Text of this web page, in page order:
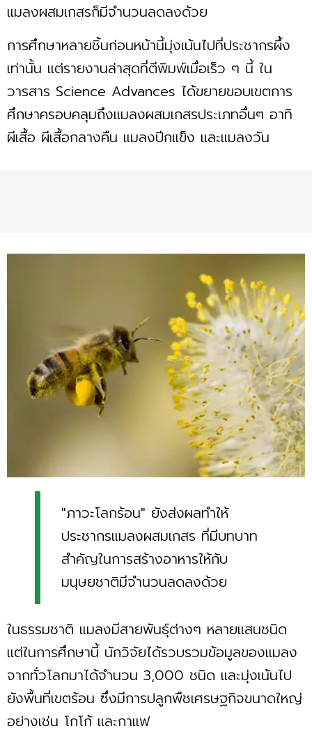
แมลงผสมเกสรก็มีจำนวนลดลงด้วย
การศึกษาหลายชิ้นก่อนหน้านี้มุ่งเน้นไปที่ประชากรผึ้ง
เท่านั้น แต่รายงานล่าสุดที่ตีพิมพ์เมื่อเร็ว ๆ นี้ ใน
วารสาร Science Advances ได้ขยายขอบเขตการ
ศึกษาครอบคลุมถึงแมลงผสมเกสรประเภทอื่นๆ อาทิ
ผีเสื้อ ผีเสื้อกลางคืน แมลงปีกแข็ง และแมลงวัน
"ภาวะโลกร้อน" ยังส่งผลทำให้
ประชากรแมลงผสมเกสร ที่มีบทบาท
สำคัญในการสร้างอาหารให้กับ
มนุษยชาติมีจำนวนลดลงด้วย
ในธรรมชาติ แมลงมีสายพันธุ์ต่างๆ หลายแสนชนิด
แต่ในการศึกษานี้ นักวิจัยได้รวบรวมข้อมูลของแมลง
จากทั่วโลกมาได้จำนวน 3,000 ชนิด และมุ่งเน้นไป
ยังพื้นที่เขตร้อน ซึ่งมีการปลูกพืชเศรษฐกิจขนาดใหญ่
อย่างเช่น โกโก้ และกาแฟ